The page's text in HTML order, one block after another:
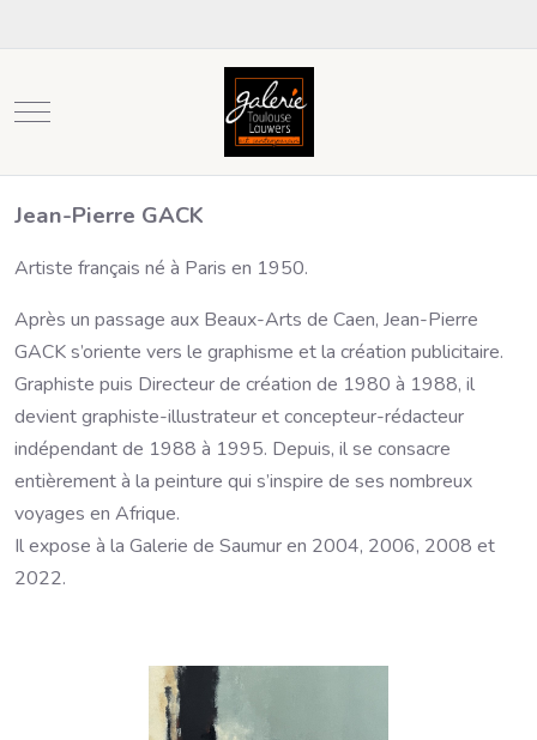
Mobile Menu Toggle
Jean-Pierre GACK
Artiste français né à Paris en 1950.
Après un passage aux Beaux-Arts de Caen, Jean-Pierre
GACK s’oriente vers le graphisme et la création publicitaire.
Graphiste puis Directeur de création de 1980 à 1988, il
devient graphiste-illustrateur et concepteur-rédacteur
indépendant de 1988 à 1995. Depuis, il se consacre
entièrement à la peinture qui s’inspire de ses nombreux
voyages en Afrique.
Il expose à la Galerie de Saumur en 2004, 2006, 2008 et
2022.